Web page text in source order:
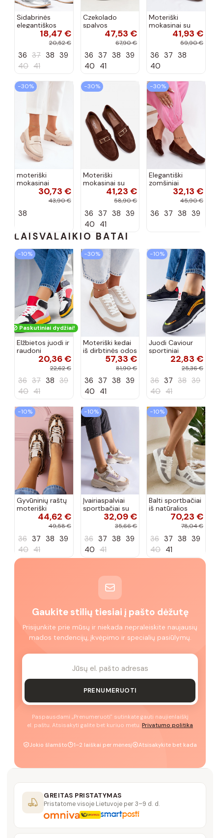
Sidabrinės
elegantiškos
mokasinos su
cirkonių Banzao
18,47 €
20,52 €
36 37 38 39
40 41
Czekolado
spalvos
moteriški
mokasinai su
auksinėmis
detalėmis Brenis
47,53 €
67,90 €
36 37 38 39
40 41
Moteriški
mokasinai su
koralinės-
spalvos, Teressa
41,93 €
59,90 €
36 37 38
40
−30%
moteriški
mokasinai
dirbtinės odos
su tviskančiomis
spalvos INilamla
30,73 €
43,90 €
38
−30%
Moteriški
mokasinai su
sagtimis41,23 €
58,90 €
36 37 38 39
40 41
−30%
Elegantiški
zomšiniai
mokasinai32,13 €
45,90 €
36 37 38 39
LAISVALAIKIO BATAI
−10%
Paskutiniai dydžiai!
Elžbietos juodi ir
raudoni
aukštakulniai
sportbačiai
20,36 €
22,62 €
36 37 38 39
40 41
−30%
Moteriški kedai
iš dirbtinės odos
Big Star
TT274310 baltos
57,33 €
81,90 €
36 37 38 39
40 41
−10%
Juodi Caviour
sportiniai
sportbačiai22,83 €
25,36 €
36 37 38 39
40 41
−10%
Gyvūninių raštų
moteriški
sportbačiai ant
Kamela
44,62 €
49,58 €
36 37 38 39
40 41
−10%
Įvairiaspalviai
sportbačiai su
blizgučiais32,09 €
35,66 €
36 37 38 39
40 41
−10%
Balti sportbačiai
iš natūralios
odos Cambell
70,23 €
78,04 €
36 37 38 39
40 41
Gaukite stilių tiesiai į pašto dėžutę
Prisijunkite prie mūsų ir niekada nepraleiskite naujausių
mados tendencijų, įkvėpimo ir specialių pasiūlymų.
PRENUMERUOTI
Paspausdami „Prenumeruoti" sutinkate gauti naujienlaiškį
el. paštu. Atsisakyti galite bet kuriuo metu. Privatumo politika
Jokio šlamšto 1–2 laiškai per mėnesį Atsisakykite bet kada
GREITAS PRISTATYMAS
Pristatome visoje Lietuvoje per 3–9 d. d.